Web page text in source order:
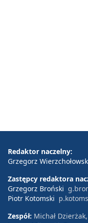
Redaktor naczelny:
Grzegorz
Zastępcy redaktora
Grzegorz Broński
Piotr Kotomski
Zespół: Michał